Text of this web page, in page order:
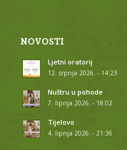
NOVOSTI
Ljetni oratorij
12. srpnja 2026. - 14:23
Nuštru u pohode
7. lipnja 2026. - 18:02
Tijelovo
4. lipnja 2026. - 21:36